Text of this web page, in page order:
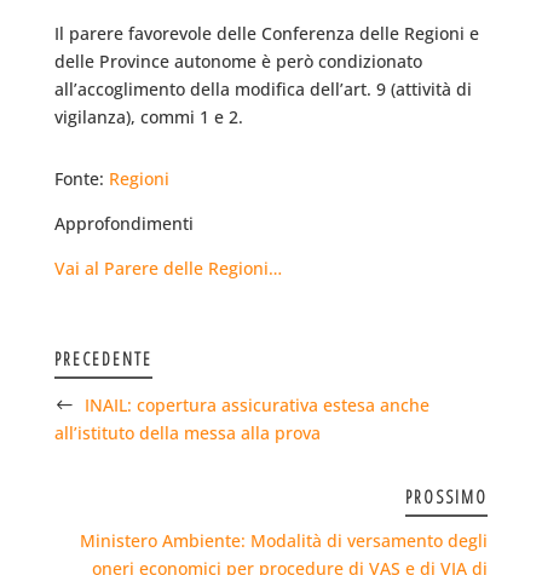
Il parere favorevole delle Conferenza delle Regioni e
delle Province autonome è però condizionato
all’accoglimento della modifica dell’art. 9 (attività di
vigilanza), commi 1 e 2.
Fonte: Regioni
Approfondimenti
Vai al Parere delle Regioni…
PRECEDENTE
INAIL: copertura assicurativa estesa anche
all’istituto della messa alla prova
PROSSIMO
Ministero Ambiente: Modalità di versamento degli
oneri economici per procedure di VAS e di VIA di